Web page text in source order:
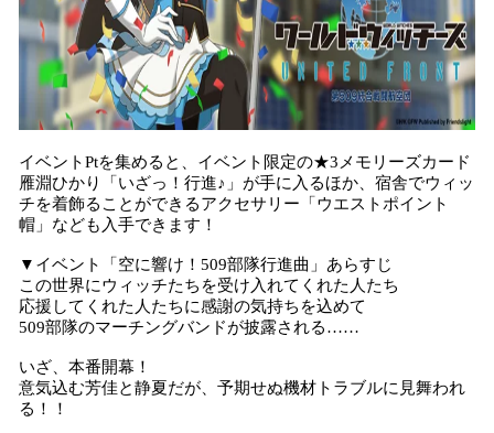
イベントPtを集めると、イベント限定の★3メモリーズカード
雁淵ひかり「いざっ！行進♪」が手に入るほか、宿舎でウィッ
チを着飾ることができるアクセサリー「ウエストポイント
帽」なども入手できます！
▼イベント「空に響け！509部隊行進曲」あらすじ
この世界にウィッチたちを受け入れてくれた人たち
応援してくれた人たちに感謝の気持ちを込めて
509部隊のマーチングバンドが披露される……
いざ、本番開幕！
意気込む芳佳と静夏だが、予期せぬ機材トラブルに見舞われ
る！！